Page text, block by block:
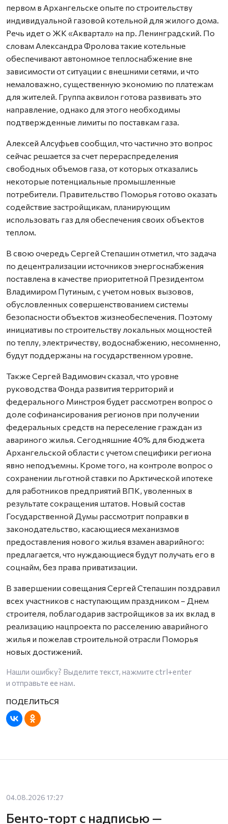
первом в Архангельске опыте по строительству
индивидуальной газовой котельной для жилого дома.
Речь идет о ЖК «Аквартал» на пр. Ленинградский. По
словам Александра Фролова такие котельные
обеспечивают автономное теплоснабжение вне
зависимости от ситуации с внешними сетями, и что
немаловажно, существенную экономию по платежам
для жителей. Группа аквилон готова развивать это
направление, однако для этого необходимы
подтвержденные лимиты по поставкам газа.
Алексей Алсуфьев сообщил, что частично это вопрос
сейчас решается за счет перераспределения
свободных объемов газа, от которых отказались
некоторые потенциальные промышленные
потребители. Правительство Поморья готово оказать
содействие застройщикам, планирующим
использовать газ для обеспечения своих объектов
теплом.
В свою очередь Сергей Степашин отметил, что задача
по децентрализации источников энергоснабжения
поставлена в качестве приоритетной Президентом
Владимиром Путиным, с учетом новых вызовов,
обусловленных совершенствованием системы
безопасности объектов жизнеобеспечения. Поэтому
инициативы по строительству локальных мощностей
по теплу, электричеству, водоснабжению, несомненно,
будут поддержаны на государственном уровне.
Также Сергей Вадимович сказал, что уровне
руководства Фонда развития территорий и
федерального Минстроя будет рассмотрен вопрос о
доле софинансирования регионов при получении
федеральных средств на переселение граждан из
авариного жилья. Сегодняшние 40% для бюджета
Архангельской области с учетом специфики региона
явно неподъемны. Кроме того, на контроле вопрос о
сохранении льготной ставки по Арктической ипотеке
для работников предприятий ВПК, уволенных в
результате сокращения штатов. Новый состав
Государственной Думы рассмотрит поправки в
законодательство, касающиеся механизмов
предоставления нового жилья взамен аварийного:
предлагается, что нуждающиеся будут получать его в
соцнайм, без права приватизации.
В завершении совещания Сергей Степашин поздравил
всех участников с наступающим праздником – Днем
строителя, поблагодарив застройщиков за их вклад в
реализацию нацпроекта по расселению аварийного
жилья и пожелав строительной отрасли Поморья
новых достижений.
Нашли ошибку? Выделите текст, нажмите ctrl+enter
и отправьте ее нам.
04.08.2026 17:27
Бенто-торт с надписью —